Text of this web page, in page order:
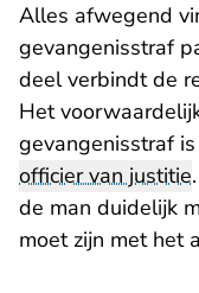
Alles afwegend
gevangenisstraf
deel verbindt de
Het
gevangenisstraf
officier van justitie
de man duidelijk
moet zijn met het